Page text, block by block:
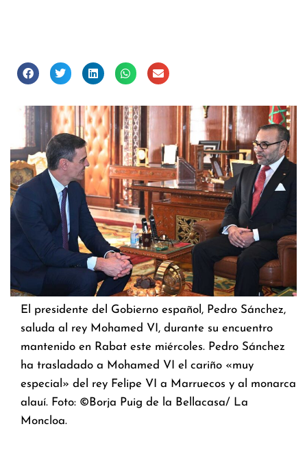
El presidente del Gobierno español, Pedro Sánchez,
saluda al rey Mohamed VI, durante su encuentro
mantenido en Rabat este miércoles. Pedro Sánchez
ha trasladado a Mohamed VI el cariño «muy
especial» del rey Felipe VI a Marruecos y al monarca
alauí. Foto: ©Borja Puig de la Bellacasa/ La
Moncloa.